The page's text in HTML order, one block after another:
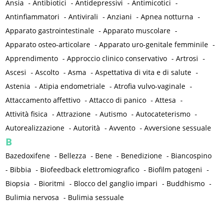
Ansia -Antibiotici -Antidepressivi -Antimicotici -
Antinfiammatori -Antivirali -Anziani -Apnea notturna -
Apparato gastrointestinale -Apparato muscolare -
Apparato osteo-articolare -Apparato uro-genitale femminile -
Apprendimento -Approccio clinico conservativo -Artrosi -
Ascesi -Ascolto -Asma -Aspettativa di vita e di salute -
Astenia -Atipia endometriale -Atrofia vulvo-vaginale -
Attaccamento affettivo -Attacco di panico -Attesa -
Attività fisica -Attrazione -Autismo -Autocateterismo -
Autorealizzazione -Autorità -Avvento -Avversione sessuale
B
Bazedoxifene - Bellezza - Bene - Benedizione - Biancospino
- Bibbia - Biofeedback elettromiografico - Biofilm patogeni -
Biopsia - Bioritmi - Blocco del ganglio impari - Buddhismo -
Bulimia nervosa - Bulimia sessuale